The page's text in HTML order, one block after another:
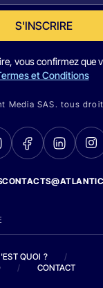
S'INSCRIRE
vous confirmez que
et Conditions
Media SAS. tous
QUOI ?
/
/ CONTACT